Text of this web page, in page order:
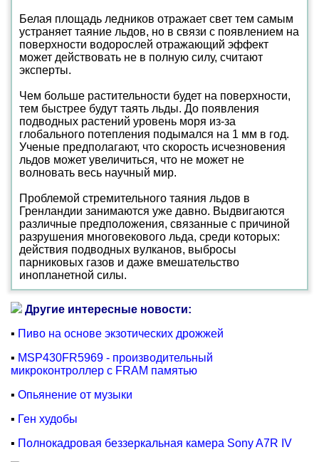
Белая площадь ледников отражает свет тем самым
устраняет таяние льдов, но в связи с появлением на
поверхности водорослей отражающий эффект
может действовать не в полную силу, считают
эксперты.
Чем больше растительности будет на поверхности,
тем быстрее будут таять льды. До появления
подводных растений уровень моря из-за
глобального потепления подымался на 1 мм в год.
Ученые предполагают, что скорость исчезновения
льдов может увеличиться, что не может не
волновать весь научный мир.
Проблемой стремительного таяния льдов в
Гренландии занимаются уже давно. Выдвигаются
различные предположения, связанные с причиной
разрушения многовекового льда, среди которых:
действия подводных вулканов, выбросы
парниковых газов и даже вмешательство
инопланетной силы.
Другие интересные новости:
▪ Пиво на основе экзотических дрожжей
▪ MSP430FR5969 - производительный
микроконтроллер с FRAM памятью
▪ Опьянение от музыки
▪ Ген худобы
▪ Полнокадровая беззеркальная камера Sony A7R IV